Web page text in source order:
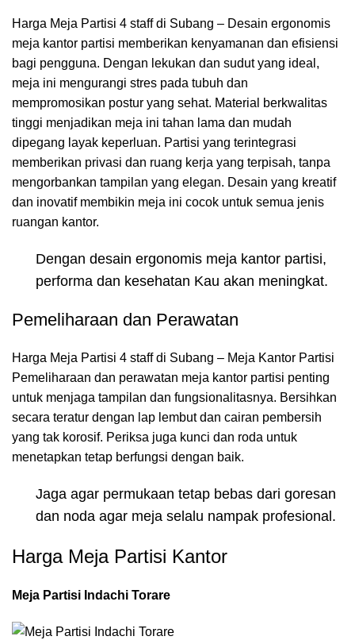
Harga Meja Partisi 4 staff di Subang – Desain ergonomis
meja kantor partisi memberikan kenyamanan dan efisiensi
bagi pengguna. Dengan lekukan dan sudut yang ideal,
meja ini mengurangi stres pada tubuh dan
mempromosikan postur yang sehat. Material berkwalitas
tinggi menjadikan meja ini tahan lama dan mudah
dipegang layak keperluan. Partisi yang terintegrasi
memberikan privasi dan ruang kerja yang terpisah, tanpa
mengorbankan tampilan yang elegan. Desain yang kreatif
dan inovatif membikin meja ini cocok untuk semua jenis
ruangan kantor.
Dengan desain ergonomis meja kantor partisi,
performa dan kesehatan Kau akan meningkat.
Pemeliharaan dan Perawatan
Harga Meja Partisi 4 staff di Subang – Meja Kantor Partisi
Pemeliharaan dan perawatan meja kantor partisi penting
untuk menjaga tampilan dan fungsionalitasnya. Bersihkan
secara teratur dengan lap lembut dan cairan pembersih
yang tak korosif. Periksa juga kunci dan roda untuk
menetapkan tetap berfungsi dengan baik.
Jaga agar permukaan tetap bebas dari goresan
dan noda agar meja selalu nampak profesional.
Harga Meja Partisi Kantor
Meja Partisi Indachi Torare